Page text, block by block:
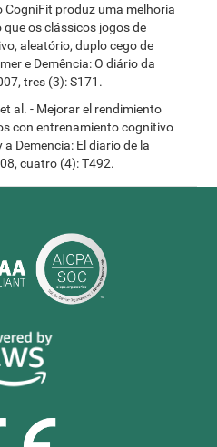
produz uma melhoria
os clássicos jogos de
aleatório, duplo cego de
e Demência: O diário da
tres (3): S171.
al. - Mejorar el rendimiento
con entrenamiento cognitivo
Demencia: El diario de la
cuatro (4): T492.